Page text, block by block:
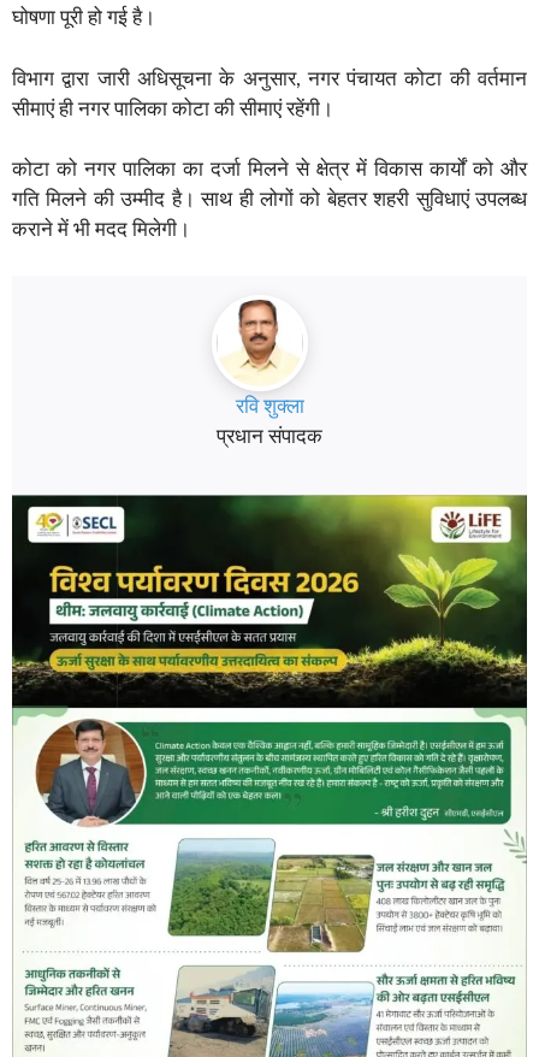
घोषणा पूरी हो गई है।
विभाग द्वारा जारी अधिसूचना के अनुसार, नगर पंचायत कोटा की वर्तमान
सीमाएं ही नगर पालिका कोटा की सीमाएं रहेंगी।
कोटा को नगर पालिका का दर्जा मिलने से क्षेत्र में विकास कार्यों को और
गति मिलने की उम्मीद है। साथ ही लोगों को बेहतर शहरी सुविधाएं उपलब्ध
कराने में भी मदद मिलेगी।
रवि शुक्ला
प्रधान संपादक